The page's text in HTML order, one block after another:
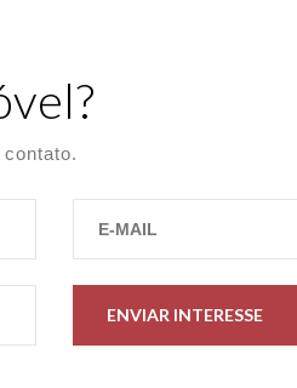
ENVIAR INTERESSE